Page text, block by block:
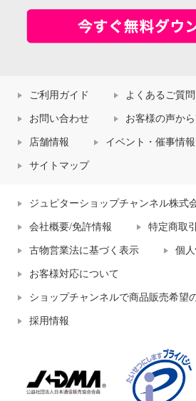
ご利用ガイド よくあるご質問
お問い合わせ お客様の声か
店舗情報 イベント・催事情報
サイトマップ
ジュピターショップチャンネル株式
会社概要/免許情報 特定商取
古物営業法に基づく表示 個
お客様対応について
ショップチャンネルで商品販売希望
採用情報